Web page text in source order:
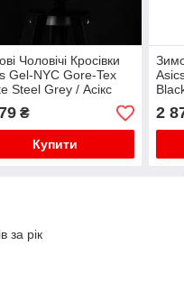
Чоловічі Кросівки
Gel-NYC Gore-Tex
Steel Grey / Асікс
Гор Текс Стіл Білі
₴
Купити
2
за рік